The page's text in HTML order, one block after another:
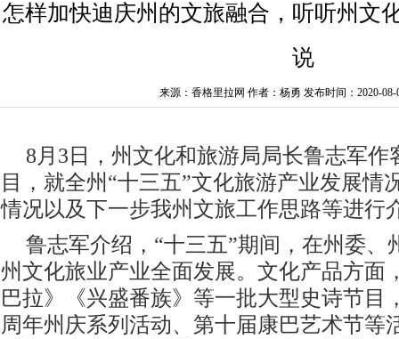
怎样加快迪庆州的文旅融合，听听州文
说
来源：香格里拉网 作者：杨勇 发布时间：2020-08-
8月3日，州文化和旅游局局长鲁志军作
目，就全州“十三五”文化旅游产业发展情
情况以及下一步我州文旅工作思路等进行
鲁志军介绍，“十三五”期间，在州委、
州文化旅业产业全面发展。文化产品方面
巴拉》《兴盛番族》等一批大型史诗节目
周年州庆系列活动、第十届康巴艺术节等